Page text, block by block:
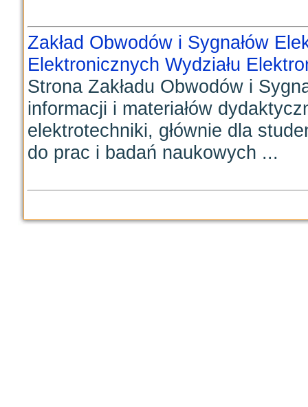
Zakład Obwodów i Sygnałów
Elektronicznych Wydziału
Strona Zakładu Obwodów i
informacji i materiałów
elektrotechniki, głównie dla
do prac i badań naukowych ...